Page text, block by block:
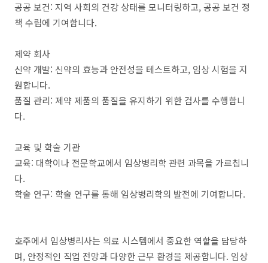
공공 보건: 지역 사회의 건강 상태를 모니터링하고, 공공 보건 정
책 수립에 기여합니다.
제약 회사
신약 개발: 신약의 효능과 안전성을 테스트하고, 임상 시험을 지
원합니다.
품질 관리: 제약 제품의 품질을 유지하기 위한 검사를 수행합니
다.
교육 및 학술 기관
교육: 대학이나 전문학교에서 임상병리학 관련 과목을 가르칩니
다.
학술 연구: 학술 연구를 통해 임상병리학의 발전에 기여합니다.
호주에서 임상병리사는 의료 시스템에서 중요한 역할을 담당하
며, 안정적인 직업 전망과 다양한 근무 환경을 제공합니다. 임상